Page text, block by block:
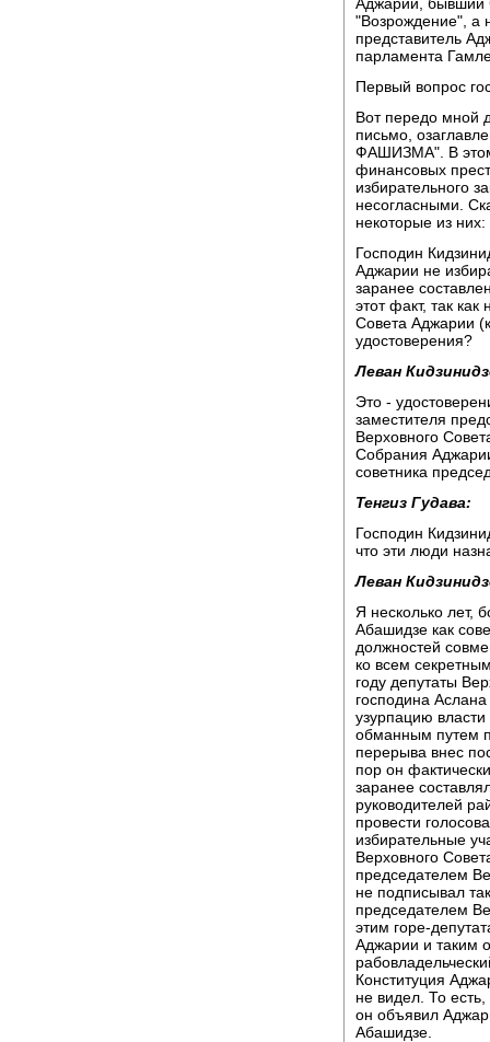
"Возрождение", а
представитель
парламента
Первый вопрос
Вот передо мной
письмо,
ФАШИЗМА". В этом
финансовых
избирательного
несогласными.
некоторые из них:
Господин
Аджарии не
заранее
этот факт, так
Совета Аджарии
удостоверения?
Леван
Это -
заместителя
Верховного
Собрания
советника
Тенгиз Гудава:
Господин
что эти люди
Леван
Я несколько лет,
Абашидзе как
должностей
ко всем
году депутаты
господина
узурпацию
обманным путем
перерыва внес
пор он
заранее
руководителей
провести
избирательные
Верховного
председателем
не подписывал
председателем
этим горе-
Аджарии и таким
Конституция
не видел. То
он объявил
Абашидзе.